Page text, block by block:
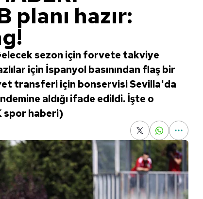
planı hazır:
sezon için forvete takviye
için İspanyol basınından flaş bir
transferi için bonservisi Sevilla'da
aldığı ifade edildi. İşte o
spor haberi)